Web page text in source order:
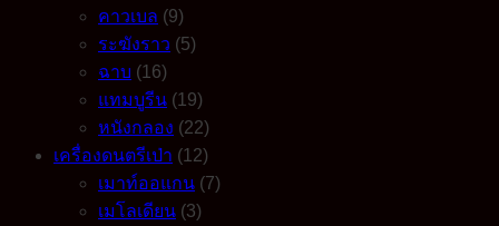
คาวเบล (9)
ระฆังราว (5)
ฉาบ (16)
แทมบูรีน (19)
หนังกลอง (22)
เครื่องดนตรีเป่า (12)
เมาท์ออแกน (7)
เมโลเดียน (3)